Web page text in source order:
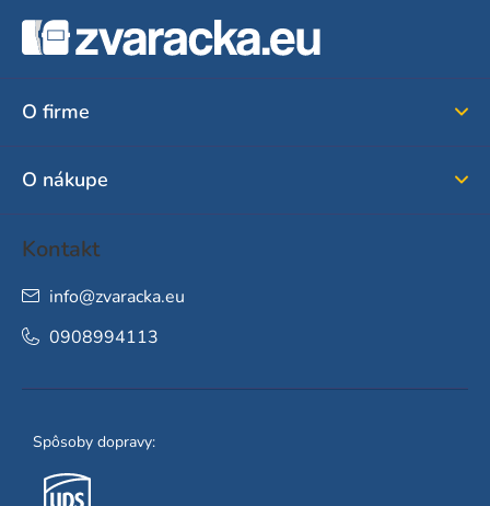
O firme
O nákupe
Kontakt
info@zvaracka.eu
0908994113
Spôsoby dopravy: